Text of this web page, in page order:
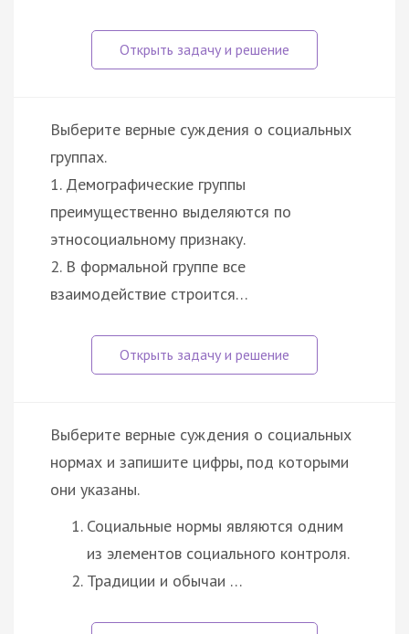
Выберите верные суждения о социальных
группах.
1. Демографические группы
преимущественно выделяются по
этносоциальному признаку.
2. В формальной группе все
взаимодействие строится…
Выберите верные суждения о социальных
нормах и запишите цифры, под которыми
они указаны.
Социальные нормы являются одним
из элементов социального контроля.
Традиции и обычаи …